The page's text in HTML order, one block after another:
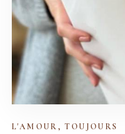
L'AMOUR, TOUJOURS